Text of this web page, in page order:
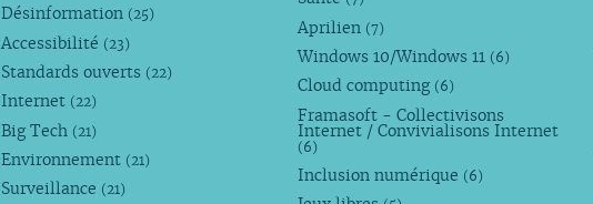
Désinformation (25)
Accessibilité (23)
Standards ouverts (22)
Internet (22)
Big Tech (21)
Environnement (21)
Surveillance (21)
Aprilien (7)
Windows 10/Windows 11 (6)
Cloud computing (6)
Framasoft - Collectivisons
Internet / Convivialisons Internet
(6)
Inclusion numérique (6)